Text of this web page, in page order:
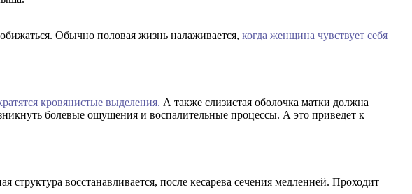
Обычно половая жизнь налаживается, когда женщина чувствует себя
кровянистые выделения. А также слизистая оболочка матки должна
болевые ощущения и воспалительные процессы. А это приведет к
структура восстанавливается, после кесарева сечения медленней. Проходит